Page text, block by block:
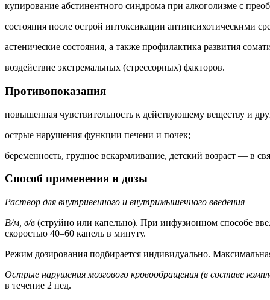
купирование абстинентного синдрома при алкоголизме с
состояния после острой интоксикации антипсихотическими
астенические состояния, а также профилактика развития
воздействие экстремальных (стрессорных) факторов.
Противопоказания
повышенная чувствительность к действующему веществу и
острые нарушения функции печени и почек;
беременность, грудное вскармливание, детский возраст — в
Способ применения и дозы
Раствор для внутривенного и внутримышечного введения
В/м, в/в (струйно или капельно). При инфузионном способе
скоростью 40–60 капель в минуту.
Режим дозирования подбирается индивидуально.
Острые нарушения мозгового кровообращения (в составе
в течение 2 нед.